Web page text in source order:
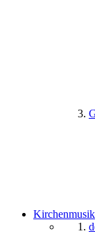
Kirchenmusik